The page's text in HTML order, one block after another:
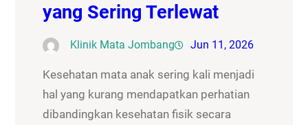
yang Sering Terlewat
Klinik Mata Jombang Jun 11, 2026
Kesehatan mata anak sering kali menjadi
hal yang kurang mendapatkan perhatian
dibandingkan kesehatan fisik secara